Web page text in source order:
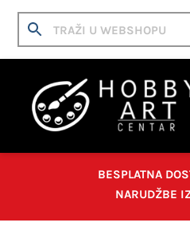
BESPLATNA
NARUDŽBE